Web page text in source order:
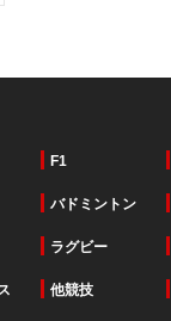
F1
バドミントン
ラグビー
他競技